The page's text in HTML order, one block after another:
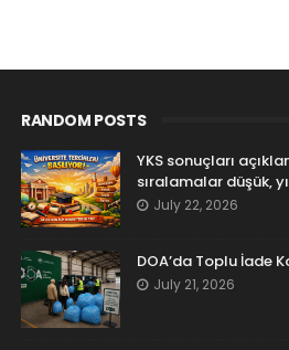
RANDOM POSTS
YKS sonuçları
sıralamalar düşük,
July 22, 2026
DOA’da Toplu İade
July 21, 2026